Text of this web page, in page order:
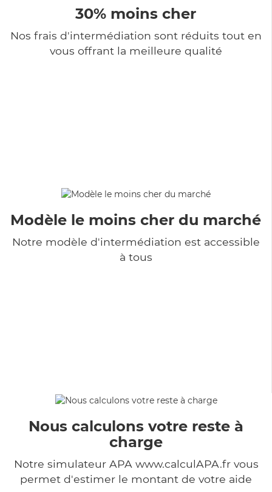
30% moins cher
Nos frais d'intermédiation sont réduits tout en
vous offrant la meilleure qualité
Modèle le moins cher du marché
Notre modèle d'intermédiation est accessible
à tous
Nous calculons votre reste à
charge
Notre simulateur APA www.calculAPA.fr vous
permet d'estimer le montant de votre aide